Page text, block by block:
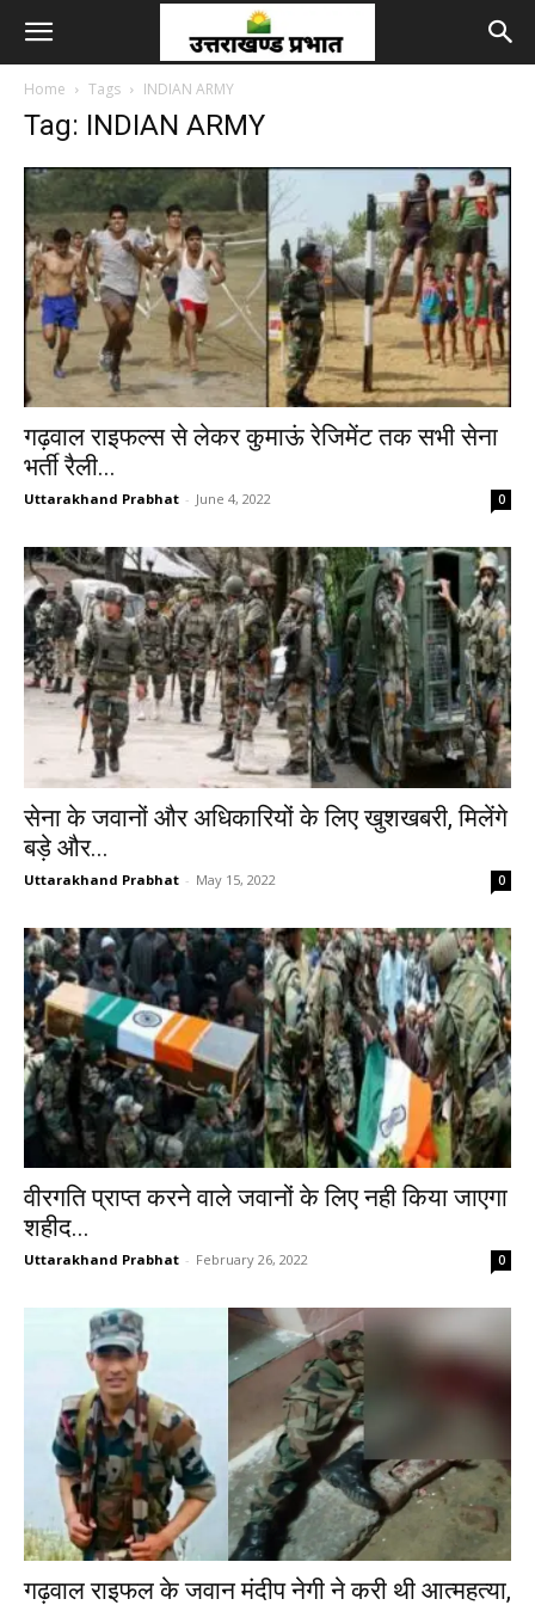
Home Tags INDIAN ARMY
Tag: INDIAN ARMY
गढ़वाल राइफल्स से लेकर कुमाऊं रेजिमेंट तक सभी सेना
भर्ती रैली...
Uttarakhand Prabhat - June 4, 2022 0
सेना के जवानों और अधिकारियों के लिए खुशखबरी, मिलेंगे
बड़े और...
Uttarakhand Prabhat - May 15, 2022 0
वीरगति प्राप्त करने वाले जवानों के लिए नही किया जाएगा
शहीद...
Uttarakhand Prabhat - February 26, 2022 0
गढ़वाल राइफल के जवान मंदीप नेगी ने करी थी आत्महत्या,